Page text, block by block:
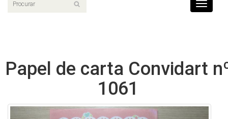
Toggle
Papel de carta Convidart
1061